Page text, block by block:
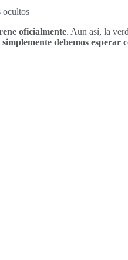
oficialmente. Aun así, la
simplemente debemos esperar